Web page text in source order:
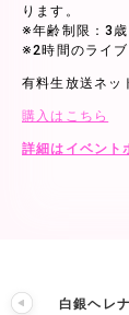
ります。
※年齢制限：3
※2時間のライブ
有料生放送ネッ
購入はこちら
詳細はイベント
白銀ヘレ